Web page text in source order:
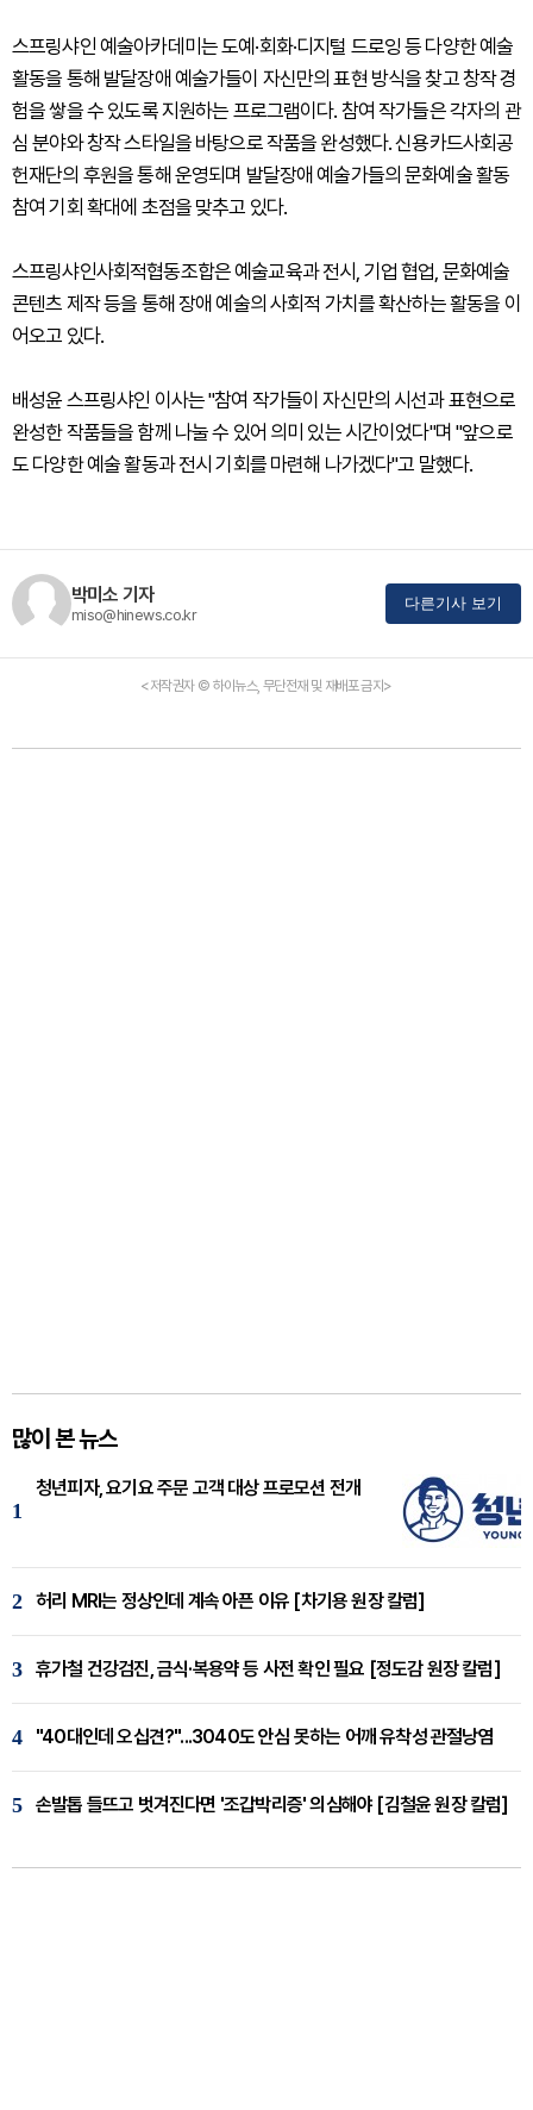
스프링샤인 예술아카데미는 도예·회화·디지털 드로잉 등 다양한 예술
활동을 통해 발달장애 예술가들이 자신만의 표현 방식을 찾고 창작 경
험을 쌓을 수 있도록 지원하는 프로그램이다. 참여 작가들은 각자의 관
심 분야와 창작 스타일을 바탕으로 작품을 완성했다. 신용카드사회공
헌재단의 후원을 통해 운영되며 발달장애 예술가들의 문화예술 활동
참여 기회 확대에 초점을 맞추고 있다.
스프링샤인사회적협동조합은 예술교육과 전시, 기업 협업, 문화예술
콘텐츠 제작 등을 통해 장애 예술의 사회적 가치를 확산하는 활동을 이
어오고 있다.
배성윤 스프링샤인 이사는 "참여 작가들이 자신만의 시선과 표현으로
완성한 작품들을 함께 나눌 수 있어 의미 있는 시간이었다"며 "앞으로
도 다양한 예술 활동과 전시 기회를 마련해 나가겠다"고 말했다.
박미소 기자
miso@hinews.co.kr
다른기사 보기
<저작권자 © 하이뉴스, 무단전재 및 재배포 금지>
많이 본 뉴스
1
청년피자, 요기요 주문 고객 대상 프로모션 전개
2 허리 MRI는 정상인데 계속 아픈 이유 [차기용 원장 칼럼]
3 휴가철 건강검진, 금식·복용약 등 사전 확인 필요 [정도감 원장 칼럼]
4 "40대인데 오십견?"...3040도 안심 못하는 어깨 유착성 관절낭염
5 손발톱 들뜨고 벗겨진다면 '조갑박리증' 의심해야 [김철윤 원장 칼럼]